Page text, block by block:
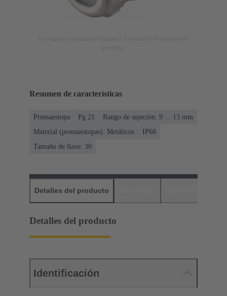
Resumen de características
Prensaestopa Pg 21
Rango de sujeción: 9 ... 13 mm
Material (prensaestopas): Metálicos
IP68
Tamaño de llave: 30
Detalles del producto
Detalles del producto
Identificación